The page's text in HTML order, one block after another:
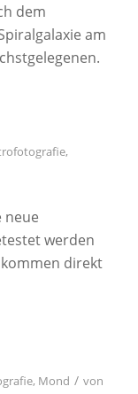
dem
am
,
neue
werden
direkt
, Mond / von